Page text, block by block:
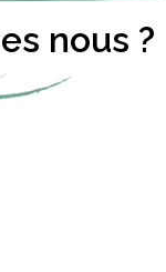
nous ?